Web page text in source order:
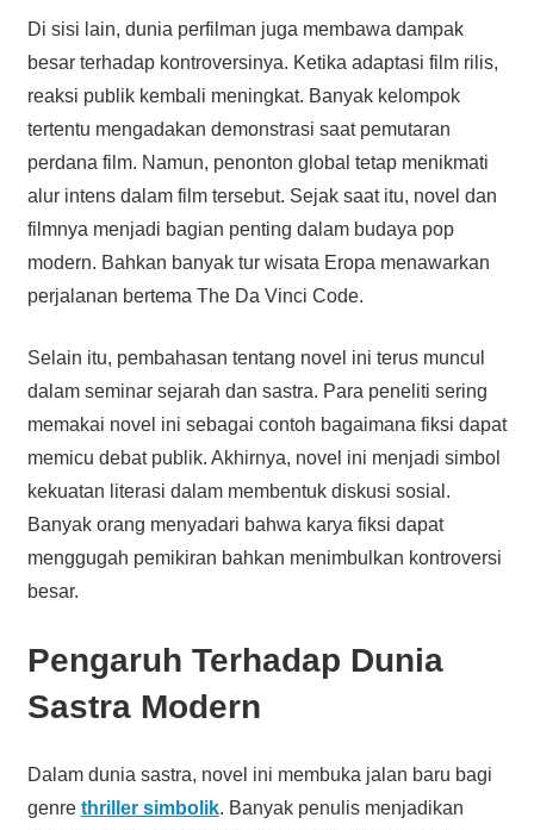
Di sisi lain, dunia perfilman juga membawa dampak
besar terhadap kontroversinya. Ketika adaptasi film rilis,
reaksi publik kembali meningkat. Banyak kelompok
tertentu mengadakan demonstrasi saat pemutaran
perdana film. Namun, penonton global tetap menikmati
alur intens dalam film tersebut. Sejak saat itu, novel dan
filmnya menjadi bagian penting dalam budaya pop
modern. Bahkan banyak tur wisata Eropa menawarkan
perjalanan bertema The Da Vinci Code.
Selain itu, pembahasan tentang novel ini terus muncul
dalam seminar sejarah dan sastra. Para peneliti sering
memakai novel ini sebagai contoh bagaimana fiksi dapat
memicu debat publik. Akhirnya, novel ini menjadi simbol
kekuatan literasi dalam membentuk diskusi sosial.
Banyak orang menyadari bahwa karya fiksi dapat
menggugah pemikiran bahkan menimbulkan kontroversi
besar.
Pengaruh Terhadap Dunia
Sastra Modern
Dalam dunia sastra, novel ini membuka jalan baru bagi
genre thriller simbolik. Banyak penulis menjadikan